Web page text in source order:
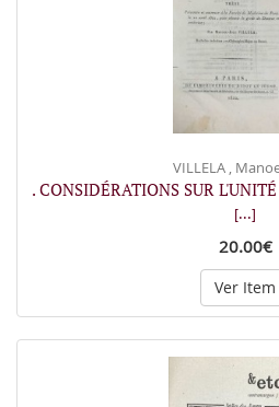
VILLELA ,
. CONSIDÉRATIONS SUR
[...]
20.00€
Ver Item